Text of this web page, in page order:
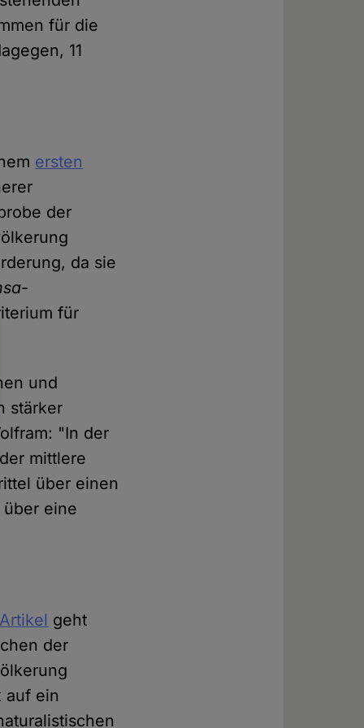
für die
11
ersten
der
da sie
-
für
und
stärker
"In der
mittlere
über einen
eine
geht
der
auf ein